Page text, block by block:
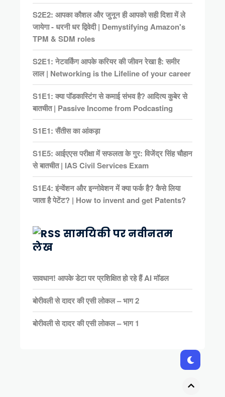
S2E2: आपका कौशल और जुनून ही आपको सही दिशा में ले
जायेगा - धरनी धर द्विवेदी | Demystifying Amazon's
TPM & SDM roles
S2E1: नेटवर्किंग आपके करियर की जीवन रेखा है: समीर
लाल | Networking is the Lifeline of your career
S1E1: क्या पॉडकास्टिंग से कमाई संभव है? आदित्य कुबेर से
बातचीत | Passive Income from Podcasting
S1E1: सैंतीस का आंकड़ा
S1E5: आईएएस परीक्षा में सफलता के गुर: विजेंद्र सिंह चौहान
से बातचीत | IAS Civil Services Exam
S1E4: इंन्वेंशन और इन्नोवेशन में क्या फर्क है? कैसे लिया
जाता है पेटेंट? | How to invent and get Patents?
सामयिकी पर नवीनतम
लेख
सावधान! आपके डेटा पर प्रशिक्षित हो रहे हैं AI मॉडल
बोरीवली से दादर की एसी लोकल – भाग 2
बोरीवली से दादर की एसी लोकल – भाग 1